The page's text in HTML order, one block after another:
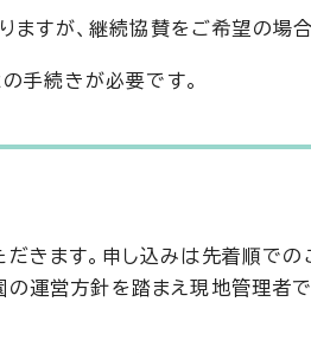
ますが、継続協賛をご希望の場
手続きが必要です。
きます。申し込みは先着順での
運営方針を踏まえ現地管理者で